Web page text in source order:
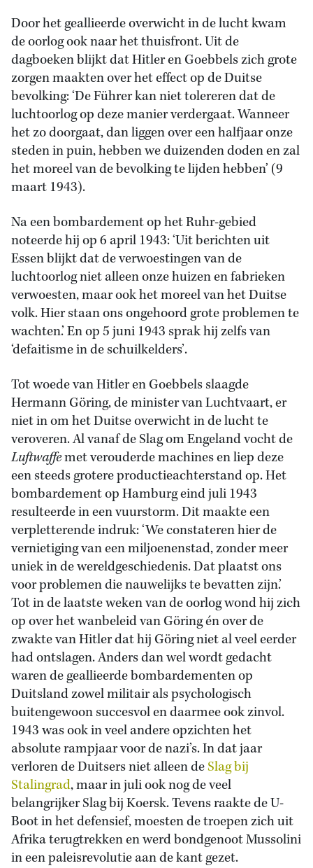
Door het geallieerde overwicht in de lucht kwam
de oorlog ook naar het thuisfront. Uit de
dagboeken blijkt dat Hitler en Goebbels zich grote
zorgen maakten over het effect op de Duitse
bevolking: ‘De Führer kan niet tolereren dat de
luchtoorlog op deze manier verdergaat. Wanneer
het zo doorgaat, dan liggen over een halfjaar onze
steden in puin, hebben we duizenden doden en zal
het moreel van de bevolking te lijden hebben’ (9
maart 1943).
Na een bombardement op het Ruhr-gebied
noteerde hij op 6 april 1943: ‘Uit berichten uit
Essen blijkt dat de verwoestingen van de
luchtoorlog niet alleen onze huizen en fabrieken
verwoesten, maar ook het moreel van het Duitse
volk. Hier staan ons ongehoord grote problemen te
wachten.’ En op 5 juni 1943 sprak hij zelfs van
‘defaitisme in de schuilkelders’.
Tot woede van Hitler en Goebbels slaagde
Hermann Göring, de minister van Luchtvaart, er
niet in om het Duitse overwicht in de lucht te
veroveren. Al vanaf de Slag om Engeland vocht de
Luftwaffemet verouderde machines en liep deze
een steeds grotere productieachterstand op. Het
bombardement op Hamburg eind juli 1943
resulteerde in een vuurstorm. Dit maakte een
verpletterende indruk: ‘We constateren hier de
vernietiging van een miljoenenstad, zonder meer
uniek in de wereldgeschiedenis. Dat plaatst ons
voor problemen die nauwelijks te bevatten zijn.’
Tot in de laatste weken van de oorlog wond hij zich
op over het wanbeleid van Göring én over de
zwakte van Hitler dat hij Göring niet al veel eerder
had ontslagen. Anders dan wel wordt gedacht
waren de geallieerde bombardementen op
Duitsland zowel militair als psychologisch
buitengewoon succesvol en daarmee ook zinvol.
1943 was ook in veel andere opzichten het
absolute rampjaar voor de nazi’s. In dat jaar
verloren de Duitsers niet alleen deSlag bij
Stalingrad, maar in juli ook nog de veel
belangrijker Slag bij Koersk. Tevens raakte de U-
Boot in het defensief, moesten de troepen zich uit
Afrika terugtrekken en werd bondgenoot Mussolini
in een paleisrevolutie aan de kant gezet.